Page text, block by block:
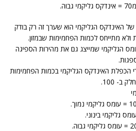
של האינדקס הגליקמי הוא שערך זה רק בודק
מתייחס לכמות הפחמימות שבמזון.
הגליקמי שמייצג גם את מהירות הספיגה
הכפלת האינדקס הגליקמי בכמות הפחמימות
ב- 100.